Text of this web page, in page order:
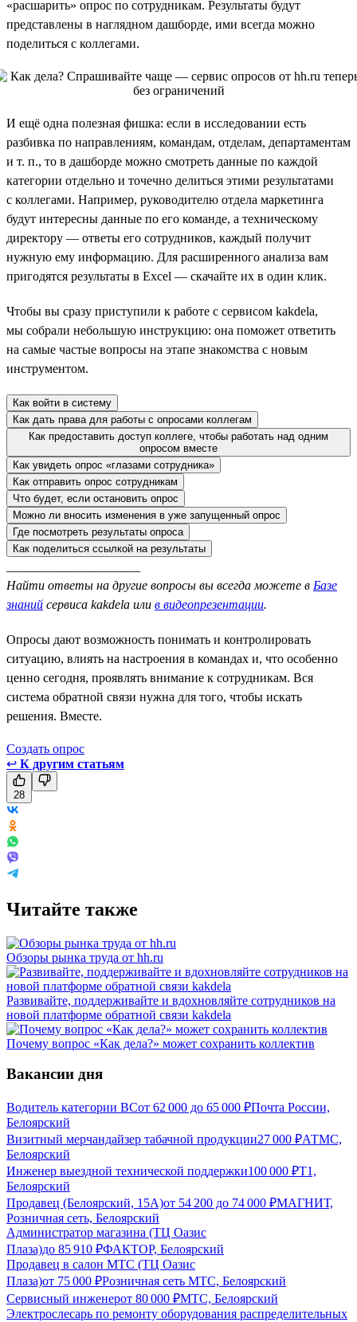
«расшарить» опрос по сотрудникам. Результаты будут
представлены в наглядном дашборде, ими всегда можно
поделиться с коллегами.
И ещё одна полезная фишка: если в исследовании есть
разбивка по направлениям, командам, отделам, департаментам
и т. п., то в дашборде можно смотреть данные по каждой
категории отдельно и точечно делиться этими результатами
с коллегами. Например, руководителю отдела маркетинга
будут интересны данные по его команде, а техническому
директору — ответы его сотрудников, каждый получит
нужную ему информацию. Для расширенного анализа вам
пригодятся результаты в Excel — скачайте их в один клик.
Чтобы вы сразу приступили к работе с сервисом kakdela,
мы собрали небольшую инструкцию: она поможет ответить
на самые частые вопросы на этапе знакомства с новым
инструментом.
Как войти в систему
Как дать права для работы с опросами коллегам
Как предоставить доступ коллеге, чтобы работать над одним
опросом вместе
Как увидеть опрос «глазами сотрудника»
Как отправить опрос сотрудникам
Что будет, если остановить опрос
Можно ли вносить изменения в уже запущенный опрос
Где посмотреть результаты опроса
Как поделиться ссылкой на результаты
Найти ответы на другие вопросы вы всегда можете в Базе
знаний сервиса kakdela или в видеопрезентации.
Опросы дают возможность понимать и контролировать
ситуацию, влиять на настроения в командах и, что особенно
ценно сегодня, проявлять внимание к сотрудникам. Вся
система обратной связи нужна для того, чтобы искать
решения. Вместе.
Создать опрос
↩ К другим статьям
28
Читайте также
Обзоры рынка труда от hh.ru
Развивайте, поддерживайте и вдохновляйте сотрудников на
новой платформе обратной связи kakdela
Почему вопрос «Как дела?» может сохранить коллектив
Вакансии дня
Водитель категории ВСот 62 000 до 65 000 ₽Почта России,
Белоярский
Визитный мерчандайзер табачной продукции27 000 ₽АТМС,
Белоярский
Инженер выездной технической поддержки100 000 ₽Т1,
Белоярский
Продавец (Белоярский, 15А)от 54 200 до 74 000 ₽МАГНИТ,
Розничная сеть, Белоярский
Администратор магазина (ТЦ Оазис
Плаза)до 85 910 ₽ФАКТОР, Белоярский
Продавец в салон МТС (ТЦ Оазис
Плаза)от 75 000 ₽Розничная сеть МТС, Белоярский
Сервисный инженерот 80 000 ₽МТС, Белоярский
Электрослесарь по ремонту оборудования распределительных